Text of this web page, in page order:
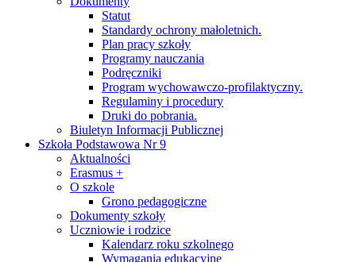
Statut
Standardy ochrony małoletnich.
Plan pracy szkoły
Programy nauczania
Podręczniki
Program wychowawczo-profilaktyczny.
Regulaminy i procedury
Druki do pobrania.
Biuletyn Informacji Publicznej
Szkoła Podstawowa Nr 9
Aktualności
Erasmus +
O szkole
Grono pedagogiczne
Dokumenty szkoły
Uczniowie i rodzice
Kalendarz roku szkolnego
Wymagania edukacyjne